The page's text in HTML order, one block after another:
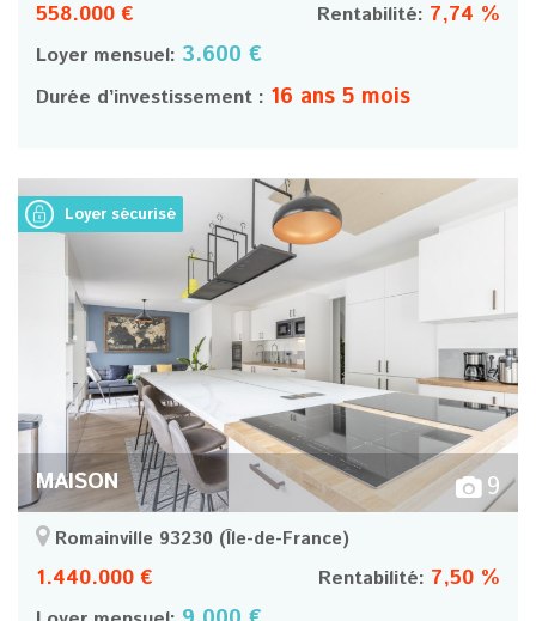
558.000 € Rentabilité: 7,74 %
Loyer mensuel: 3.600 €
Durée d’investissement : 16 ans 5 mois
Loyer sécurisé
MAISON 9
Romainville 93230 (Île-de-France)
1.440.000 € Rentabilité: 7,50 %